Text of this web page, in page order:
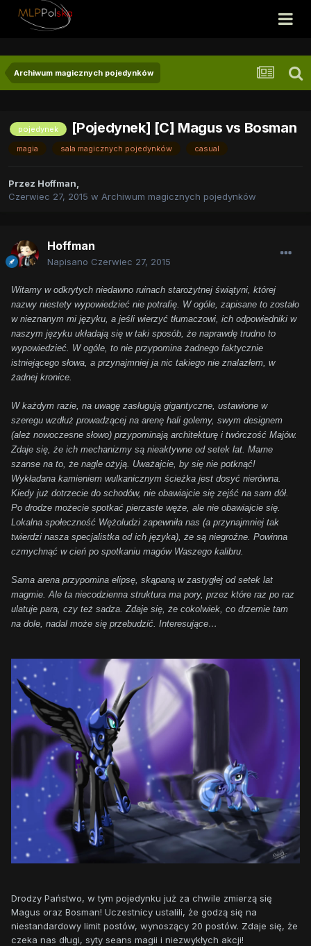
Archiwum magicznych pojedynków
pojedynek [Pojedynek] [C] Magus vs Bosman
magia sala magicznych pojedynków casual
Przez Hoffman,
Czerwiec 27, 2015 w Archiwum magicznych pojedynków
Hoffman
Napisano Czerwiec 27, 2015
Witamy w odkrytych niedawno ruinach starożytnej świątyni, której
nazwy niestety wypowiedzieć nie potrafię. W ogóle, zapisane to zostało
w nieznanym mi języku, a jeśli wierzyć tłumaczowi, ich odpowiedniki w
naszym języku układają się w taki sposób, że naprawdę trudno to
wypowiedzieć. W ogóle, to nie przypomina żadnego faktycznie
istniejącego słowa, a przynajmniej ja nic takiego nie znalazłem, w
żadnej kronice.
W każdym razie, na uwagę zasługują gigantyczne, ustawione w
szeregu wzdłuż prowadzącej na arenę hali golemy, swym designem
(ależ nowoczesne słowo) przypominają architekturę i twórczość Majów.
Zdaje się, że ich mechanizmy są nieaktywne od setek lat. Marne
szanse na to, że nagle ożyją. Uważajcie, by się nie potknąć!
Wykładana kamieniem wulkanicznym ścieżka jest dosyć nierówna.
Kiedy już dotrzecie do schodów, nie obawiajcie się zejść na sam dół.
Po drodze możecie spotkać pierzaste węże, ale nie obawiajcie się.
Lokalna społeczność Wężoludzi zapewniła nas (a przynajmniej tak
twierdzi nasza specjalistka od ich języka), że są niegroźne. Powinna
czmychnąć w cień po spotkaniu magów Waszego kalibru.
Sama arena przypomina elipsę, skąpaną w zastygłej od setek lat
magmie. Ale ta niecodzienna struktura ma pory, przez które raz po raz
ulatuje para, czy też sadza. Zdaje się, że cokolwiek, co drzemie tam
na dole, nadal może się przebudzić. Interesujące…
Drodzy Państwo, w tym pojedynku już za chwile zmierzą się
Magus oraz Bosman! Uczestnicy ustalili, że godzą się na
niestandardowy limit postów, wynoszący 20 postów. Zdaje się, że
czeka nas długi, syty seans magii i niezwykłych akcji!